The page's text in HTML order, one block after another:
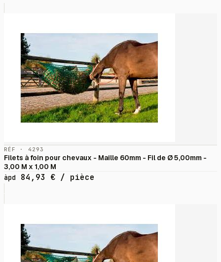
RÉF · 4293
Filets à foin pour chevaux - Maille 60mm - Fil de Ø 5,00mm -
3,00 M x 1,00 M
àpd
84,93 € / pièce